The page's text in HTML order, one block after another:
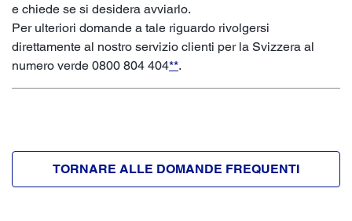
e chiede se si desidera avviarlo.
Per ulteriori domande a tale riguardo rivolgersi
direttamente al nostro servizio clienti per la Svizzera al
numero verde 0800 804 404**.
TORNARE ALLE DOMANDE FREQUENTI